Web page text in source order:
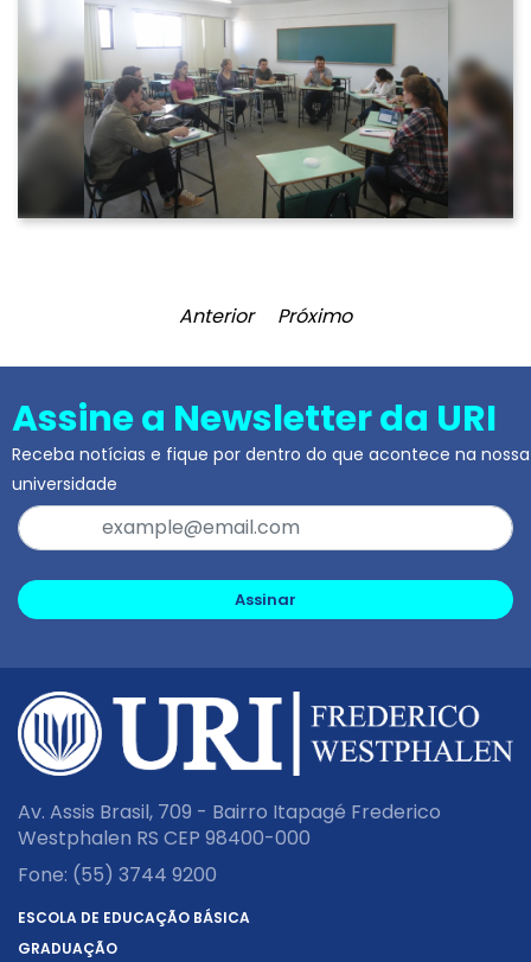
Anterior Próximo
Assine a Newsletter da URI
Receba notícias e fique por dentro do que acontece na nossa
universidade
Assinar
Av. Assis Brasil, 709 - Bairro Itapagé Frederico
Westphalen RS CEP 98400-000
Fone: (55) 3744 9200
ESCOLA DE EDUCAÇÃO BÁSICA
GRADUAÇÃO